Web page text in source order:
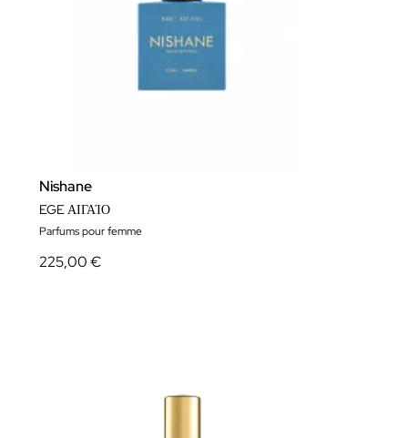
Nishane
EGE ΑΙΓΑΊΟ
Parfums pour femme
225,00 €